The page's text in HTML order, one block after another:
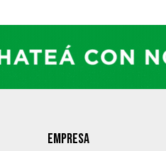
EMPRESA